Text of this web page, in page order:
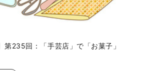
第235回：「手芸店」で「お菓子」